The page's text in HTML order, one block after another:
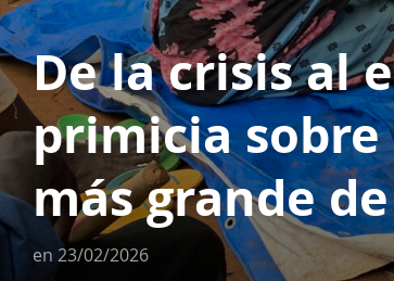
De la crisis al
primicia
más grande
en 23/02/2026